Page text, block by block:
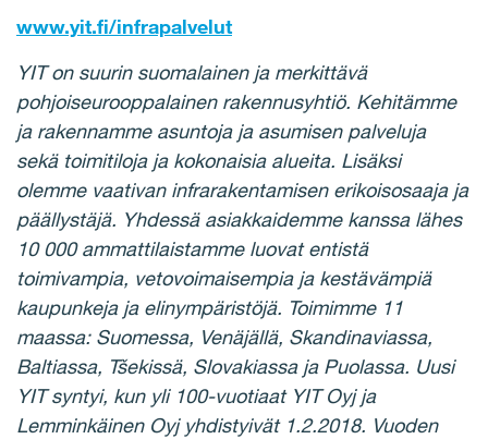
www.yit.fi/infrapalvelut
YIT on suurin suomalainen ja merkittävä
pohjoiseurooppalainen rakennusyhtiö. Kehitämme
ja rakennamme asuntoja ja asumisen palveluja
sekä toimitiloja ja kokonaisia alueita. Lisäksi
olemme vaativan infrarakentamisen erikoisosaaja ja
päällystäjä. Yhdessä asiakkaidemme kanssa lähes
10 000 ammattilaistamme luovat entistä
toimivampia, vetovoimaisempia ja kestävämpiä
kaupunkeja ja elinympäristöjä. Toimimme 11
maassa: Suomessa, Venäjällä, Skandinaviassa,
Baltiassa, Tšekissä, Slovakiassa ja Puolassa. Uusi
YIT syntyi, kun yli 100-vuotiaat YIT Oyj ja
Lemminkäinen Oyj yhdistyivät 1.2.2018. Vuoden